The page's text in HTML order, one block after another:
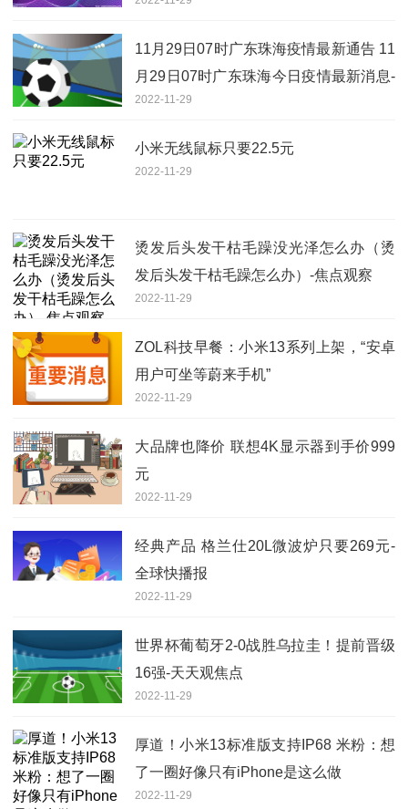
11月29日07时广东珠海疫情最新通告 11
月29日07时广东珠海今日疫情最新消息-
全球新动态
2022-11-29
小米无线鼠标只要22.5元
2022-11-29
烫发后头发干枯毛躁没光泽怎么办（烫
发后头发干枯毛躁怎么办）-焦点观察
2022-11-29
ZOL科技早餐：小米13系列上架，“安卓
用户可坐等蔚来手机”
2022-11-29
大品牌也降价 联想4K显示器到手价999
元
2022-11-29
经典产品 格兰仕20L微波炉只要269元-
全球快播报
2022-11-29
世界杯葡萄牙2-0战胜乌拉圭！提前晋级
16强-天天观焦点
2022-11-29
厚道！小米13标准版支持IP68 米粉：想
了一圈好像只有iPhone是这么做
2022-11-29